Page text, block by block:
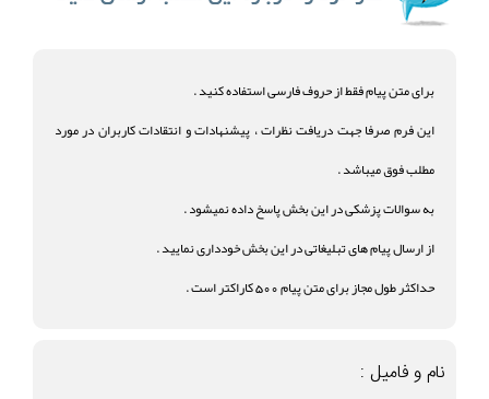
برای متن پیام فقط از حروف فارسی استفاده کنید .
این فرم صرفا جهت دریافت نظرات ، پیشنهادات و انتقادات کاربران در مورد
مطلب فوق میباشد .
به سوالات پزشکی در این بخش پاسخ داده نمیشود .
از ارسال پیام های تبلیغاتی در این بخش خودداری نمایید .
حداکثر طول مجاز برای متن پیام 500 کاراکتر است .
نام و فامیل :